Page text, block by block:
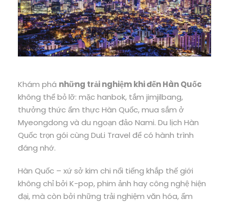
Khám phá những trải nghiệm khi đến Hàn Quốc
không thể bỏ lỡ: mặc hanbok, tắm jimjilbang,
thưởng thức ẩm thực Hàn Quốc, mua sắm ở
Myeongdong và du ngoạn đảo Nami. Du lịch Hàn
Quốc trọn gói cùng DuLi Travel để có hành trình
đáng nhớ.
Hàn Quốc – xứ sở kim chi nổi tiếng khắp thế giới
không chỉ bởi K-pop, phim ảnh hay công nghệ hiện
đại, mà còn bởi những trải nghiệm văn hóa, ẩm